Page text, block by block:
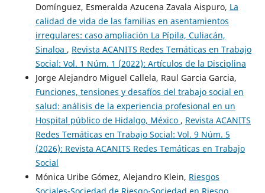
Domínguez, Esmeralda Azucena Zavala Aispuro, La
calidad de vida de las familias en asentamientos
irregulares: caso ampliación La Pípila, Culiacán,
Sinaloa , Revista ACANITS Redes Temáticas en Trabajo
Social: Vol. 1 Núm. 1 (2022): Artículos de la Disciplina
Jorge Alejandro Miguel Callela, Raul Garcia Garcia,
Funciones, tensiones y desafíos del trabajo social en
salud: análisis de la experiencia profesional en un
Hospital público de Hidalgo, México , Revista ACANITS
Redes Temáticas en Trabajo Social: Vol. 9 Núm. 5
(2026): Revista ACANITS Redes Temáticas en Trabajo
Social
Mónica Uribe Gómez, Alejandro Klein, Riesgos
Sociales-Sociedad de Riesgo-Sociedad en Riesgo